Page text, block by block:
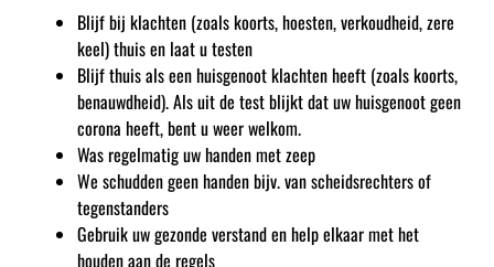
Blijf bij klachten (zoals koorts, hoesten, verkoudheid, zere
keel) thuis en laat u testen
Blijf thuis als een huisgenoot klachten heeft (zoals koorts,
benauwdheid). Als uit de test blijkt dat uw huisgenoot geen
corona heeft, bent u weer welkom.
Was regelmatig uw handen met zeep
We schudden geen handen bijv. van scheidsrechters of
tegenstanders
Gebruik uw gezonde verstand en help elkaar met het
houden aan de regels